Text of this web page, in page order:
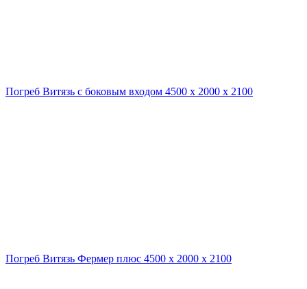
Погреб Витязь с боковым входом 4500 х 2000 х 2100
Погреб Витязь Фермер плюс 4500 х 2000 х 2100